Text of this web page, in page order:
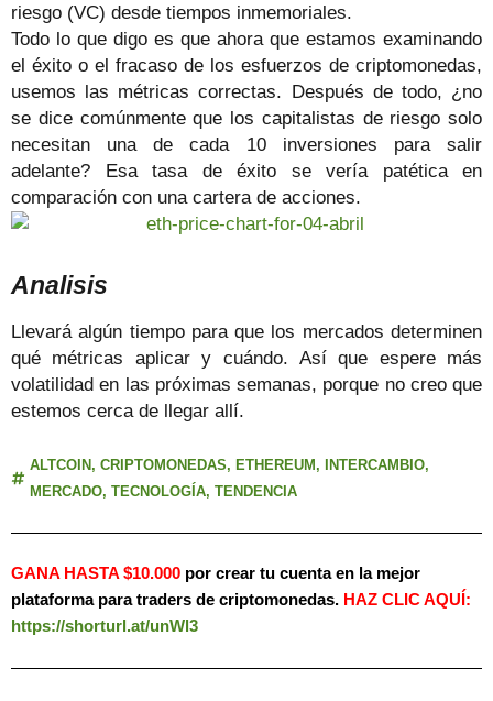
riesgo (VC) desde tiempos inmemoriales.
Todo lo que digo es que ahora que estamos examinando
el éxito o el fracaso de los esfuerzos de criptomonedas,
usemos las métricas correctas. Después de todo, ¿no
se dice comúnmente que los capitalistas de riesgo solo
necesitan una de cada 10 inversiones para salir
adelante? Esa tasa de éxito se vería patética en
comparación con una cartera de acciones.
Analisis
Llevará algún tiempo para que los mercados determinen
qué métricas aplicar y cuándo. Así que espere más
volatilidad en las próximas semanas, porque no creo que
estemos cerca de llegar allí.
ALTCOIN, CRIPTOMONEDAS, ETHEREUM, INTERCAMBIO,
MERCADO, TECNOLOGÍA, TENDENCIA
GANA HASTA $10.000 por crear tu cuenta en la mejor
plataforma para traders de criptomonedas. HAZ CLIC AQUÍ:
https://shorturl.at/unWl3